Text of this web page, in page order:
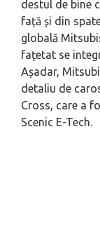
destul de bine
față și din
globală
fațetat se
Așadar,
detaliu de
Cross, care a
Scenic E-Tech.